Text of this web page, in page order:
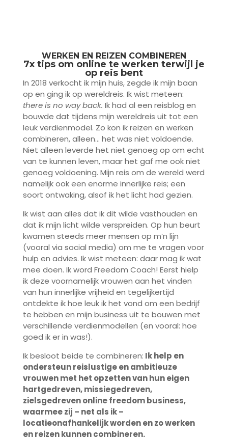
WERKEN EN REIZEN COMBINEREN
7x tips om online te werken terwijl je
op reis bent
In 2018 verkocht ik mijn huis, zegde ik mijn baan
op en ging ik op wereldreis. Ik wist meteen:
there is no way back. Ik had al een reisblog en
bouwde dat tijdens mijn wereldreis uit tot een
leuk verdienmodel. Zo kon ik reizen en werken
combineren, alleen… het was niet voldoende.
Niet alleen leverde het niet genoeg op om echt
van te kunnen leven, maar het gaf me ook niet
genoeg voldoening. Mijn reis om de wereld werd
namelijk ook een enorme innerlijke reis; een
soort ontwaking, alsof ik het licht had gezien.
Ik wist aan alles dat ik dit wilde vasthouden en
dat ik mijn licht wilde verspreiden. Op hun beurt
kwamen steeds meer mensen op m’n lijn
(vooral via social media) om me te vragen voor
hulp en advies. Ik wist meteen: daar mag ik wat
mee doen. Ik word Freedom Coach! Eerst hielp
ik deze voornamelijk vrouwen aan het vinden
van hun innerlijke vrijheid en tegelijkertijd
ontdekte ik hoe leuk ik het vond om een bedrijf
te hebben en mijn business uit te bouwen met
verschillende verdienmodellen (en vooral: hoe
goed ik er in was!).
Ik besloot beide te combineren: Ik help en
ondersteun reislustige en ambitieuze
vrouwen met het opzetten van hun eigen
hartgedreven, missiegedreven,
zielsgedreven online freedom business,
waarmee zij – net als ik –
locatieonafhankelijk worden en zo werken
en reizen kunnen combineren.